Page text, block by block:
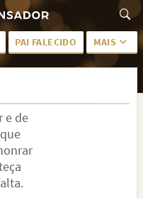
PAI FALECIDO MAIS
PALAVRAS
DESCANSE EM PAZ
PÊSAMES PARA AMIGO
e de